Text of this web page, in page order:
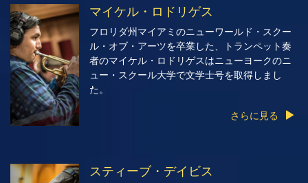
マイケル・ロドリゲス
フロリダ州マイアミのニューワールド・スクー
ル・オブ・アーツを卒業した、トランペット奏
者のマイケル・ロドリゲスはニューヨークのニ
ュー・スクール大学で文学士号を取得しまし
た。
さらに見る
スティーブ・デイビス